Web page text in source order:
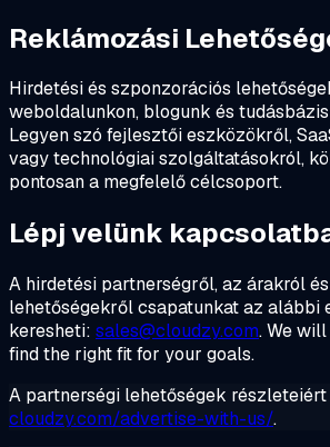
Reklámozási
Hirdetési és szponzorációs
weboldalunkon, blogunk és
Legyen szó fejlesztői eszközökről,
vagy technológiai szolgáltatásokról,
pontosan a megfelelő célcsoport.
Lépj velünk
A hirdetési partnerségről, az árakról
lehetőségekről csapatunkat az alábbi
keresheti: sales@cloudzy.com. We
find the right fit for your goals.
A partnerségi lehetőségek részleteiért
cloudzy.com/advertise-with-us/.